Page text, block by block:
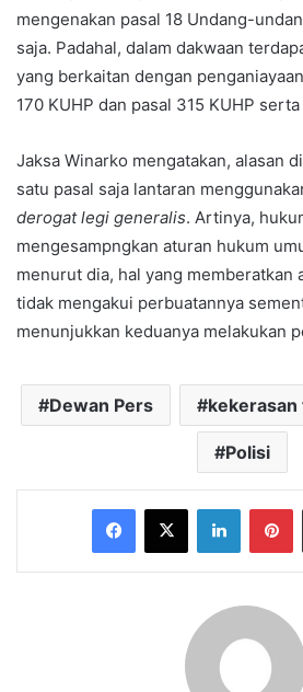
mengenakan pasal 18 Undang-
saja. Padahal, dalam dakwaan
yang berkaitan dengan
170 KUHP dan pasal 315 KUHP
Jaksa Winarko mengatakan, alasan
satu pasal saja lantaran
derogat legi generalis. Artinya,
mengesampngkan aturan hukum
menurut dia, hal yang memberatkan
tidak mengakui perbuatannya
menunjukkan keduanya melakukan
Dewan Pers kekerasan
Polisi
Facebook
X LinkedIn